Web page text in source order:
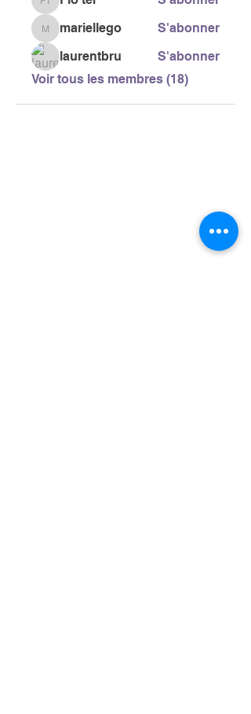
Flo ter
mariellego
mariellego
S'abonner
laurentbru
S'abonner
Voir tous les membres (18)